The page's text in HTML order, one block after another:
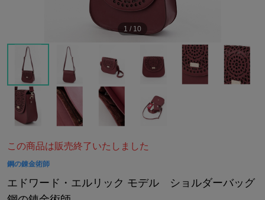
1 / 10
この商品は販売終了いたしました
鋼の錬金術師
エドワード・エルリック モデル ショルダーバッグ